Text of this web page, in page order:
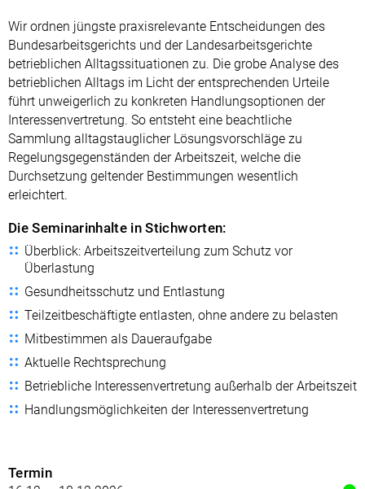
Wir ordnen jüngste praxisrelevante Entscheidungen des
Bundesarbeitsgerichts und der Landesarbeitsgerichte
betrieblichen Alltagssituationen zu. Die grobe Analyse des
betrieblichen Alltags im Licht der entsprechenden Urteile
führt unweigerlich zu konkreten Handlungsoptionen der
Interessenvertretung. So entsteht eine beachtliche
Sammlung alltagstauglicher Lösungsvorschläge zu
Regelungsgegenständen der Arbeitszeit, welche die
Durchsetzung geltender Bestimmungen wesentlich
erleichtert.
Die Seminarinhalte in Stichworten:
Überblick: Arbeitszeitverteilung zum Schutz vor
Überlastung
Gesundheitsschutz und Entlastung
Teilzeitbeschäftigte entlasten, ohne andere zu belasten
Mitbestimmen als Daueraufgabe
Aktuelle Rechtsprechung
Betriebliche Interessenvertretung außerhalb der Arbeitszeit
Handlungsmöglichkeiten der Interessenvertretung
Termin